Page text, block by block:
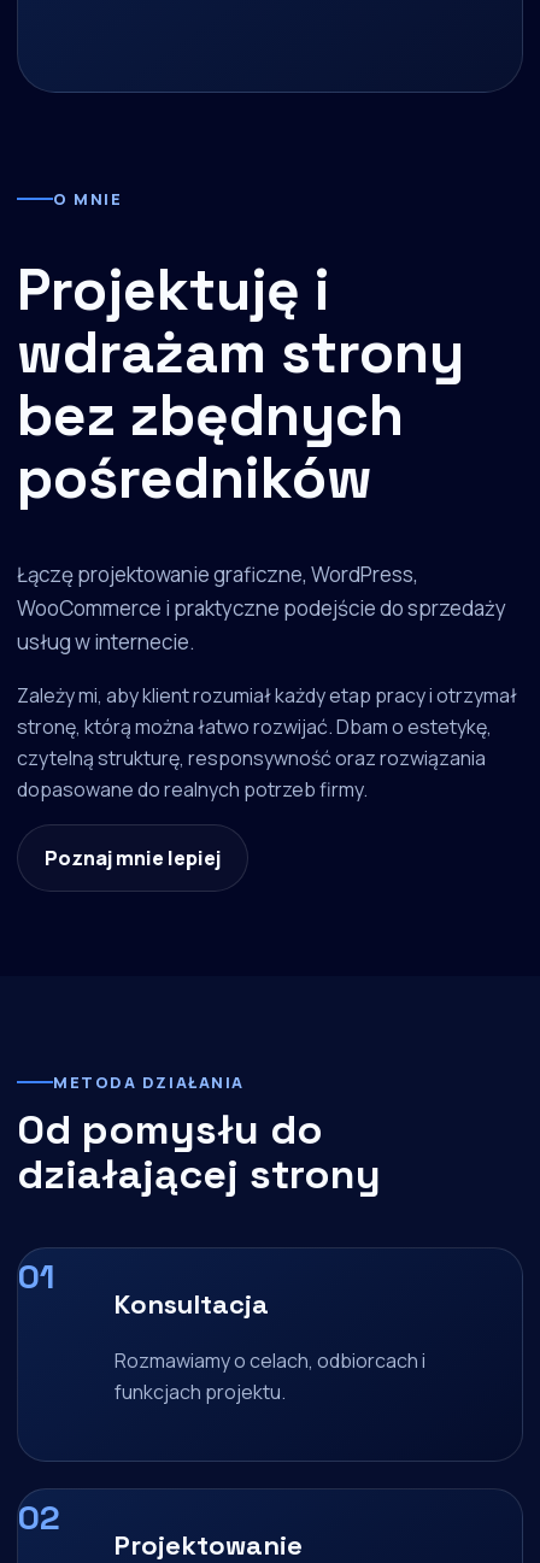
O MNIE
Projektuję i
wdrażam strony
bez zbędnych
pośredników
Łączę projektowanie graficzne, WordPress,
WooCommerce i praktyczne podejście do sprzedaży
usług w internecie.
Zależy mi, aby klient rozumiał każdy etap pracy i otrzymał
stronę, którą można łatwo rozwijać. Dbam o estetykę,
czytelną strukturę, responsywność oraz rozwiązania
dopasowane do realnych potrzeb firmy.
Poznaj mnie lepiej
METODA DZIAŁANIA
Od pomysłu do
działającej strony
Konsultacja
Rozmawiamy o celach, odbiorcach i
funkcjach projektu.
Projektowanie